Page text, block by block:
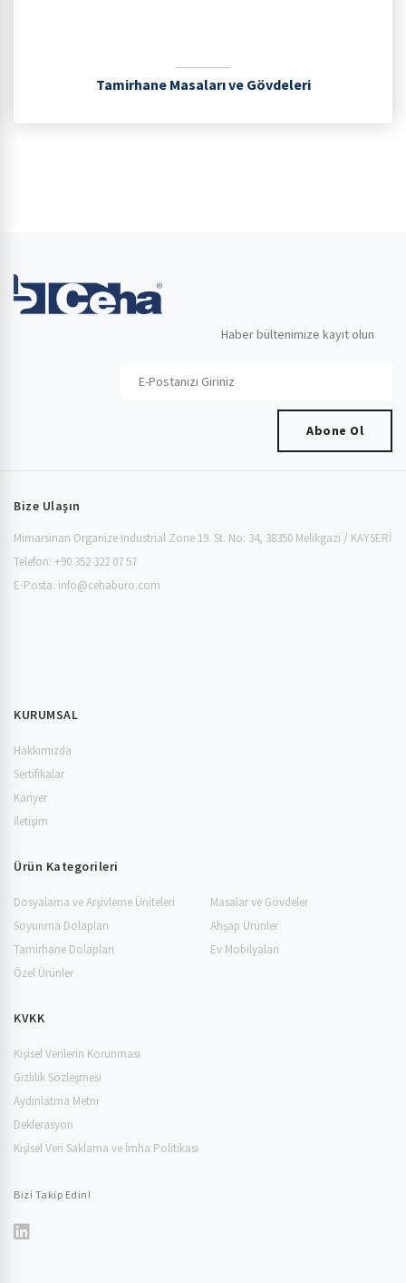
Tamirhane Masaları ve Gövdeleri
Haber bültenimize kayıt olun
Abone Ol
Bize Ulaşın
Mimarsinan Organize Industrial Zone 19. St. No: 34, 38350 Melikgazi / KAYSERİ
Telefon: +90 352 322 07 57
E-Posta: info@cehaburo.com
KURUMSAL
Hakkımızda
Sertifikalar
Kariyer
İletişim
Ürün Kategorileri
Dosyalama ve Arşivleme Üniteleri
Soyunma Dolapları
Tamirhane Dolapları
Özel Ürünler
Masalar ve Gövdeler
Ahşap Ürünler
Ev Mobilyaları
KVKK
Kişisel Verilerin Korunması
Gizlilik Sözleşmesi
Aydınlatma Metni
Deklerasyon
Kişisel Veri Saklama ve İmha Politikası
Bizi Takip Edin!